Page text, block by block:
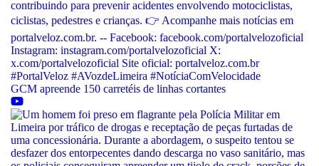
GCM apreende 150 carretéis de linhas cortantes